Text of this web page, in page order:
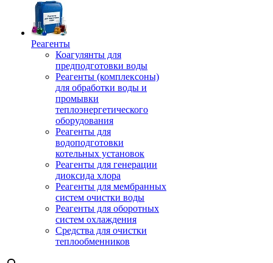
Реагенты
Коагулянты для
предподготовки воды
Реагенты (комплексоны)
для обработки воды и
промывки
теплоэнергетического
оборудования
Реагенты для
водоподготовки
котельных установок
Реагенты для генерации
диоксида хлора
Реагенты для мембранных
систем очистки воды
Реагенты для оборотных
систем охлаждения
Средства для очистки
теплообменников